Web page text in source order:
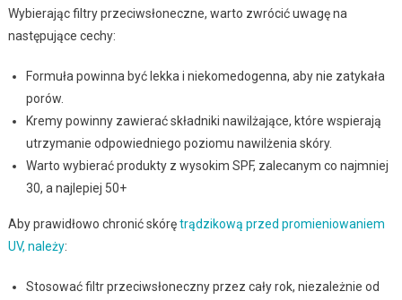
Wybierając filtry przeciwsłoneczne, warto zwrócić uwagę na
następujące cechy:
Formuła powinna być lekka i niekomedogenna, aby nie zatykała
porów.
Kremy powinny zawierać składniki nawilżające, które wspierają
utrzymanie odpowiedniego poziomu nawilżenia skóry.
Warto wybierać produkty z wysokim SPF, zalecanym co najmniej
30, a najlepiej 50+
Aby prawidłowo chronić skórętrądzikową przed promieniowaniem
UV, należy:
Stosować filtr przeciwsłoneczny przez cały rok, niezależnie od